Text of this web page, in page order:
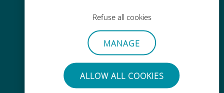
Refuse all cookies
MANAGE
ALLOW ALL COOKIES
ou dados restantes
Sem esforço